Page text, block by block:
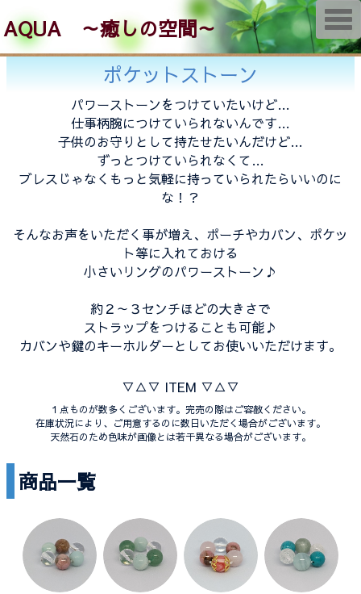
AQUA ～癒しの空間～
ポケットストーン
パワーストーンをつけていたいけど…
仕事柄腕につけていられないんです…
子供のお守りとして持たせたいんだけど…
ずっとつけていられなくて…
ブレスじゃなくもっと気軽に持っていられたらいいのに
な！？
そんなお声をいただく事が増え、ポーチやカバン、ポケッ
ト等に入れておける
小さいリングのパワーストーン♪
約２～３センチほどの大きさで
ストラップをつけることも可能♪
カバンや鍵のキーホルダーとしてお使いいただけます。
▽△▽ ITEM ▽△▽
１点ものが数多くございます。完売の際はご容赦ください。
在庫状況により、ご用意するのに数日いただく場合がございます。
天然石のため色味が画像とは若干異なる場合がございます。
商品一覧
T
o
g
g
o